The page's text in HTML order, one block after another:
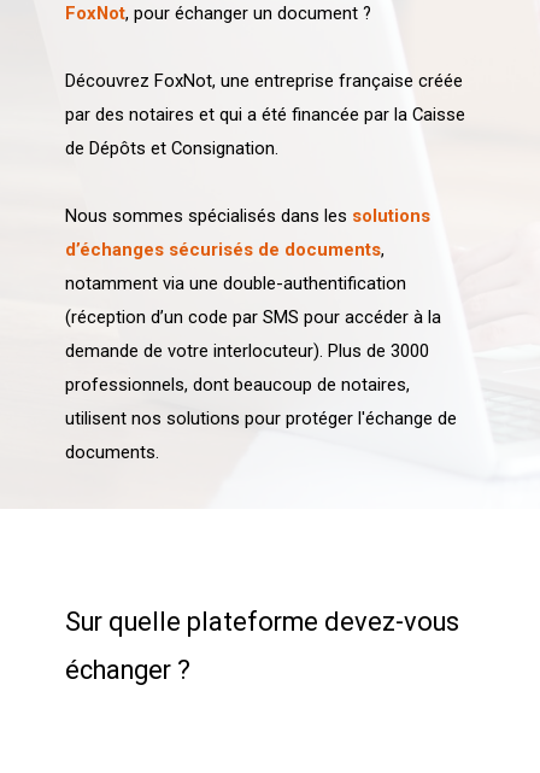
FoxNot, pour échanger un document ?
Découvrez FoxNot, une entreprise française créée
par des notaires et qui a été financée par la Caisse
de Dépôts et Consignation.
Nous sommes spécialisés dans les solutions
d’échanges sécurisés de documents,
notamment via une double-authentification
(réception d’un code par SMS pour accéder à la
demande de votre interlocuteur). Plus de 3000
professionnels, dont beaucoup de notaires,
utilisent nos solutions pour protéger l'échange de
documents.
Sur quelle plateforme devez-vous
échanger ?